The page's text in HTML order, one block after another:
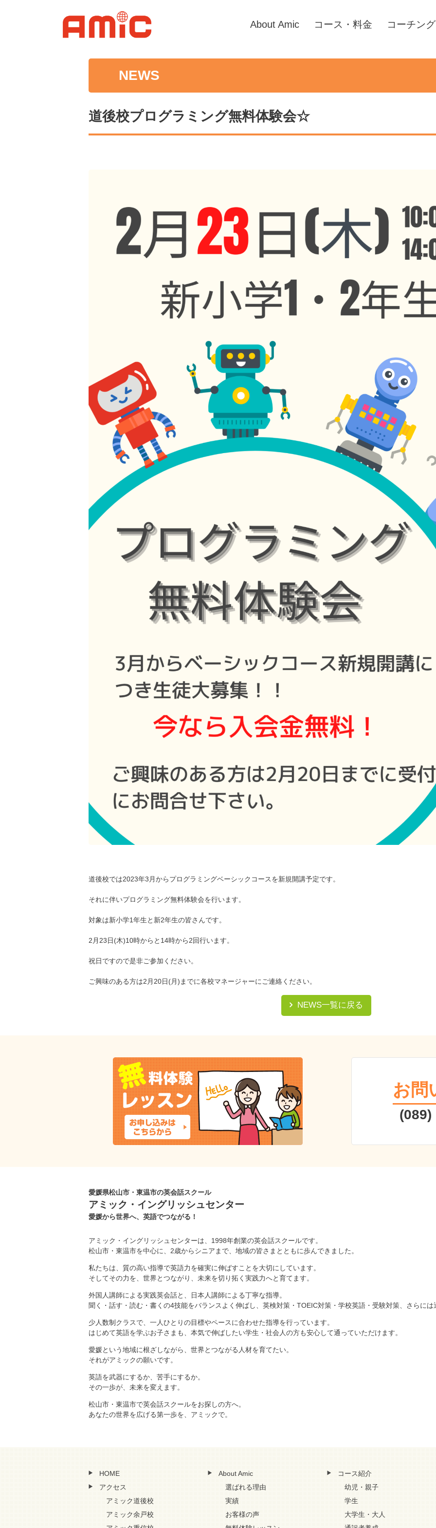
About Amic コース・料金 コーチング
NEWS
道後校プログラミング無料体験会☆
道後校では2023年3月からプログラミングベーシックコースを新規開講予定です。
それに伴いプログラミング無料体験会を行います。
対象は新小学1年生と新2年生の皆さんです。
2月23日(木)10時からと14時から2回行います。
祝日ですので是非ご参加ください。
ご興味のある方は2月20日(月)までに各校マネージャーにご連絡ください。
NEWS一覧に戻る
お問
(089)
愛媛県松山市・東温市の英会話スクール
アミック・イングリッシュセンター
愛媛から世界へ、英語でつながる！
アミック・イングリッシュセンターは、1998年創業の英会話スクールです。
松山市・東温市を中心に、2歳からシニアまで、地域の皆さまとともに歩んできました。
私たちは、質の高い指導で英語力を確実に伸ばすことを大切にしています。
そしてその力を、世界とつながり、未来を切り拓く実践力へと育てます。
外国人講師による実践英会話と、日本人講師による丁寧な指導。
聞く・話す・読む・書くの4技能をバランスよく伸ばし、英検対策・TOEIC対策・学校英語・受験対策、さらに
少人数制クラスで、一人ひとりの目標やペースに合わせた指導を行っています。
はじめて英語を学ぶお子さまも、本気で伸ばしたい学生・社会人の方も安心して通っていただけます。
愛媛という地域に根ざしながら、世界とつながる人材を育てたい。
それがアミックの願いです。
英語を武器にするか、苦手にするか。
その一歩が、未来を変えます。
松山市・東温市で英会話スクールをお探しの方へ。
あなたの世界を広げる第一歩を、アミックで。
HOME
アクセス
アミック道後校
アミック余戸校
About Amic
選ばれる理由
実績
お客様の声
コース紹介
幼児・親子
学生
大学生・大人